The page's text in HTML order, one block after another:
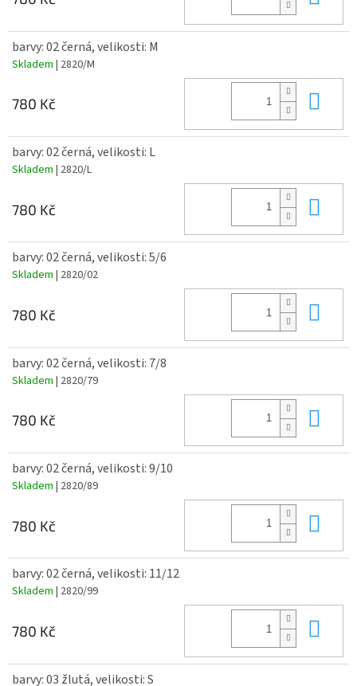
barvy: 02 černá, velikosti: M
Skladem | 2820/M
780 Kč
barvy: 02 černá, velikosti: L
Skladem | 2820/L
780 Kč
barvy: 02 černá, velikosti: 5/6
Skladem | 2820/02
780 Kč
barvy: 02 černá, velikosti: 7/8
Skladem | 2820/79
780 Kč
barvy: 02 černá, velikosti: 9/10
Skladem | 2820/89
780 Kč
barvy: 02 černá, velikosti: 11/12
Skladem | 2820/99
780 Kč
barvy: 03 žlutá, velikosti: S